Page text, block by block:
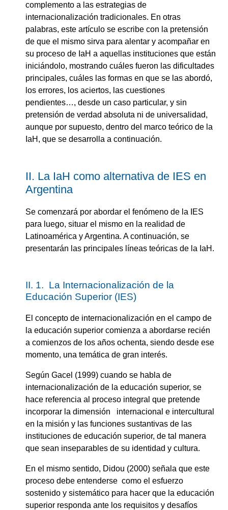
complemento a las estrategias de
internacionalización tradicionales. En otras
palabras, este artículo se escribe con la pretensión
de que el mismo sirva para alentar y acompañar en
su proceso de IaH a aquellas instituciones que están
iniciándolo, mostrando cuáles fueron las dificultades
principales, cuáles las formas en que se las abordó,
los errores, los aciertos, las cuestiones
pendientes…, desde un caso particular, y sin
pretensión de verdad absoluta ni de universalidad,
aunque por supuesto, dentro del marco teórico de la
IaH, que se desarrolla a continuación.
II. La IaH como alternativa de IES en
Argentina
Se comenzará por abordar el fenómeno de la IES
para luego, situar el mismo en la realidad de
Latinoamérica y Argentina. A continuación, se
presentarán las principales líneas teóricas de la IaH.
II. 1. La Internacionalización de la
Educación Superior (IES)
El concepto de internacionalización en el campo de
la educación superior comienza a abordarse recién
a comienzos de los años ochenta, siendo desde ese
momento, una temática de gran interés.
Según Gacel (1999) cuando se habla de
internacionalización de la educación superior, se
hace referencia al proceso integral que pretende
incorporar la dimensión internacional e intercultural
en la misión y las funciones sustantivas de las
instituciones de educación superior, de tal manera
que sean inseparables de su identidad y cultura.
En el mismo sentido, Didou (2000) señala que este
proceso debe entenderse como el esfuerzo
sostenido y sistemático para hacer que la educación
superior responda ante los requisitos y desafíos